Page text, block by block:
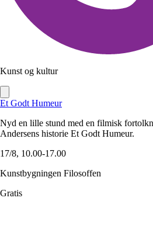
Kunst og kultur
Et Godt Humeur
Nyd en lille stund med en filmisk
Andersens historie Et Godt Humeur.
17/8, 10.00-17.00
Kunstbygningen Filosoffen
Gratis